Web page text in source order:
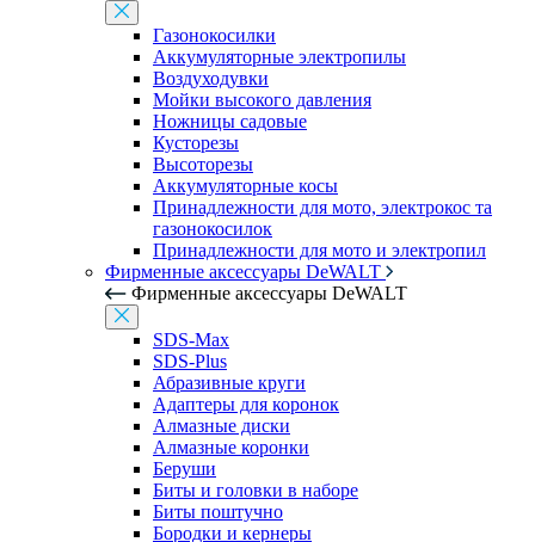
Газонокосилки
Аккумуляторные электропилы
Воздуходувки
Мойки высокого давления
Ножницы садовые
Кусторезы
Высоторезы
Аккумуляторные косы
Принадлежности для мото, электрокос та
газонокосилок
Принадлежности для мото и электропил
Фирменные аксессуары DeWALT
Фирменные аксессуары DeWALT
SDS-Max
SDS-Plus
Абразивные круги
Адаптеры для коронок
Алмазные диски
Алмазные коронки
Беруши
Биты и головки в наборе
Биты поштучно
Бородки и кернеры